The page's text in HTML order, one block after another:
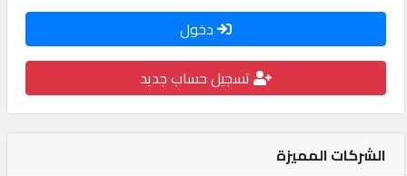
كيو
كارز
كيو
ماركت
دخول
تسجيل حساب جديد
الشركات المميزة